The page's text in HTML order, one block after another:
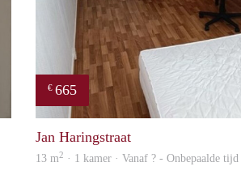
€ 665
Jan Haringstraat
13 m2 · 1 kamer · Vanaf ? - Onbepaalde tijd